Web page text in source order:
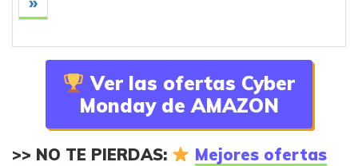
Ver las ofertas Cyber
Monday de AMAZON
>> NO TE PIERDAS:
Mejores ofertas